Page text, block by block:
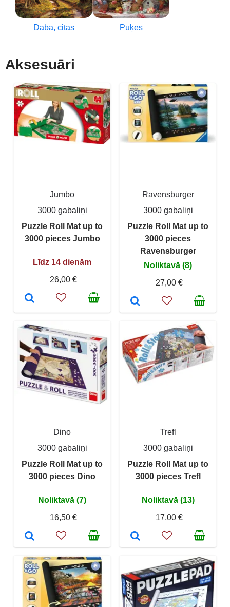
Daba, citas Puķes
Aksesuāri
Jumbo
3000 gabaliņi
Puzzle Roll Mat up to
3000 pieces Jumbo
Līdz 14 dienām
26,00 €
Ravensburger
3000 gabaliņi
Puzzle Roll Mat up to
3000 pieces
Ravensburger
Noliktavā (8)
27,00 €
Dino
3000 gabaliņi
Puzzle Roll Mat up to
3000 pieces Dino
Noliktavā (7)
16,50 €
Trefl
3000 gabaliņi
Puzzle Roll Mat up to
3000 pieces Trefl
Noliktavā (13)
17,00 €